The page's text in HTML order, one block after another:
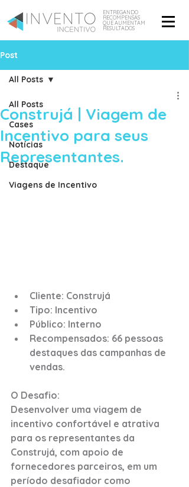
ENTREGANDO
RECOMPENSAS
QUE AUMENTAM
RESULTADOS
Post
All Posts
Cases
Notícias
Destaque
Viagens de Incentivo
All Posts
Construjá | Viagem de
Incentivo para seus
Representantes.
Cliente: Construjá
Tipo: Incentivo
Público: Interno
Recompensados: 66 pessoas
destaques das campanhas de
vendas.
O Desafio:
Desenvolver uma viagem de
incentivo confortável e atrativa
para os representantes da
Construjá, com apoio de
fornecedores parceiros, em um
período desafiador como